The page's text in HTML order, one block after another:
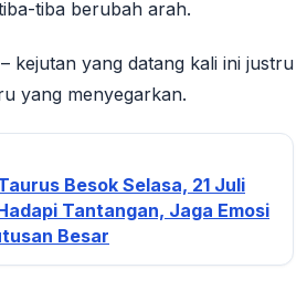
tiba berubah arah.
kejutan yang datang kali ini justru
yang menyegarkan.
Besok Selasa, 21 Juli
Tantangan, Jaga Emosi
Besar